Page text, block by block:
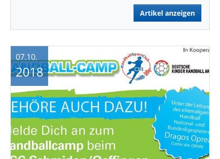
Artikel anzeigen
07.10.
2018